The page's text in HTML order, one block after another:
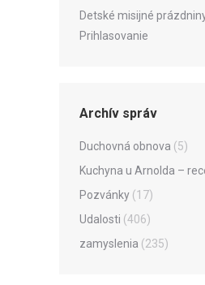
Detské misijné
Prihlasovanie
Archív správ
Duchovná obnova (5)
Kuchyna u Arnolda –
Pozvánky (17)
Udalosti (406)
zamyslenia (235)